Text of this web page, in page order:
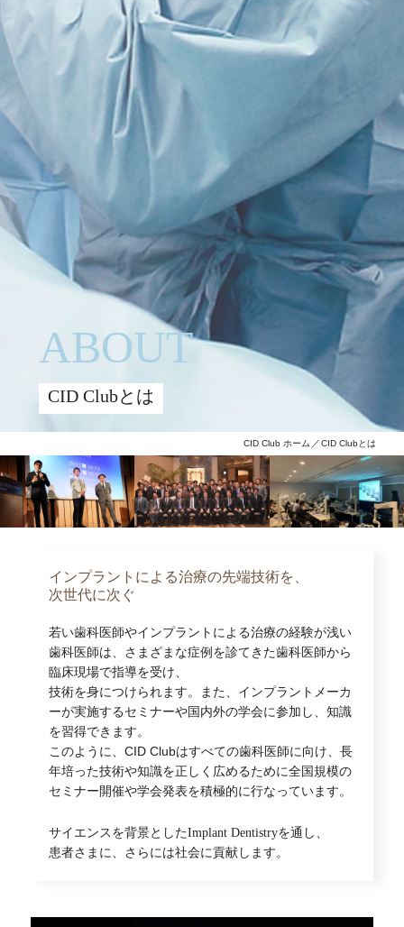
ABOUT
CID Clubとは
CID Club ホーム CID Clubとは
インプラントによる治療の先端技術を、
次世代に次ぐ
若い歯科医師やインプラントによる治療の経験が浅い
歯科医師は、さまざまな症例を診てきた歯科医師から
臨床現場で指導を受け、
技術を身につけられます。また、インプラントメーカ
ーが実施するセミナーや国内外の学会に参加し、知識
を習得できます。
このように、CID Clubはすべての歯科医師に向け、長
年培った技術や知識を正しく広めるために全国規模の
セミナー開催や学会発表を積極的に行なっています。
サイエンスを背景としたImplant Dentistryを通し、
患者さまに、さらには社会に貢献します。